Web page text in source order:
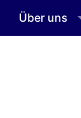
Über uns